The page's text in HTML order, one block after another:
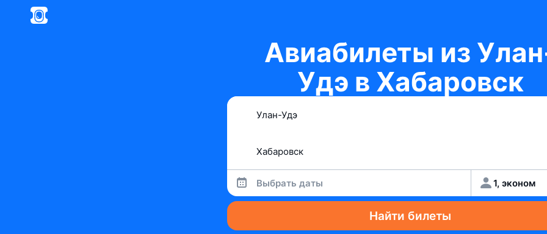
Авиабилеты из
Удэ в Хабаровск
Выбрать даты 1, эконом
Найти билеты